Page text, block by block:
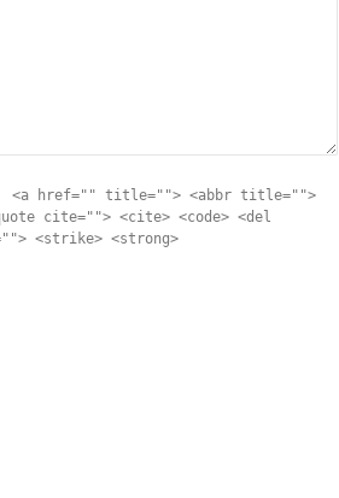
<a href="" title=""> <abbr title="">
cite=""> <cite> <code> <del
<strike> <strong>